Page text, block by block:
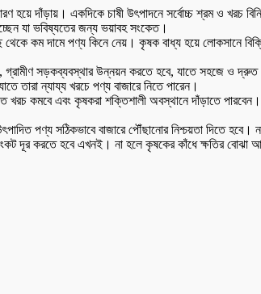
দাঁড়ায়। একদিকে চাষী উৎপাদনে সর্বোচ্চ শ্রম ও খরচ
যা ভবিষ্যতের জন্য ভয়াবহ সংকেত।
কম দামে পণ্য কিনে নেয়। কৃষক বাধ্য হয়ে লোকসানে
সড়কব্যবস্থার উন্নয়ন করতে হবে, যাতে সহজে ও দ্রুত
তারা ন্যায্য খরচে পণ্য বাজারে নিতে পারেন।
কমবে এবং কৃষকরা শক্তিশালী অবস্থানে দাঁড়াতে পারবেন।
পণ্য সঠিকভাবে বাজারে পৌঁছানোর নিশ্চয়তা
দূর করতে হবে এখনই। না হলে কৃষকের কাঁধে ক্ষতির বোঝা